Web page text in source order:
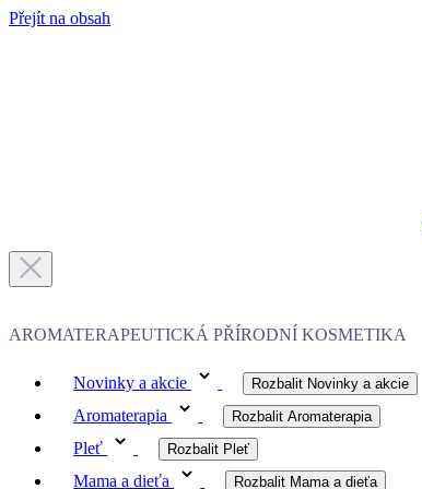
Přejít na obsah
AROMATERAPEUTICKÁ PŘÍRODNÍ KOSMETIKA
Novinky a akcie Rozbalit Novinky a akcie
Aromaterapia Rozbalit Aromaterapia
Pleť Rozbalit Pleť
Mama a dieťa Rozbalit Mama a dieťa